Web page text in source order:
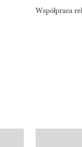
Współpraca